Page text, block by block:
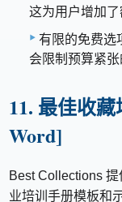
这为用户增加了
有限的免费选
会限制预算紧张
11. 最佳收
Word]
Best Collections
业培训手册模板和